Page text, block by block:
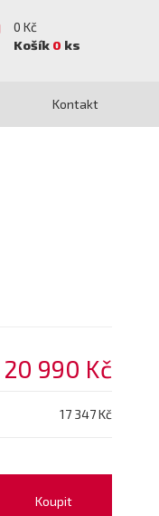
0 Kč
Košík 0 ks
Kontakt
20 990 Kč
17 347 Kč
Koupit